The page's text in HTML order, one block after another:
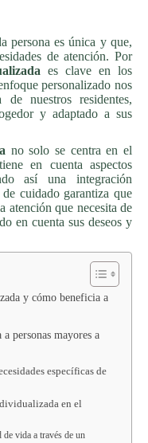
persona es única y que,
de atención. Por
es clave en los
personalizado nos
nuestros residentes,
y adaptado a sus
no solo se centra en el
en cuenta aspectos
así una integración
cuidado garantiza que
atención que necesita de
en cuenta sus deseos y
y cómo beneficia a
personas mayores a
específicas de
en el
de vida a través de un